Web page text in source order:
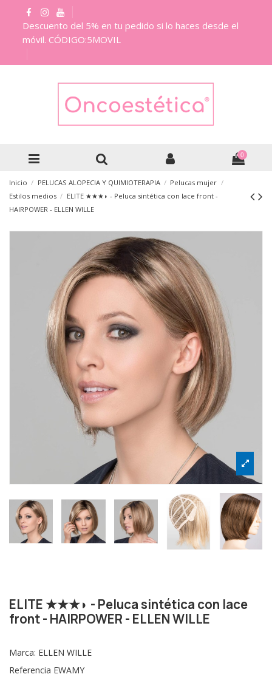
Descuento del 5% en tu pedido si lo haces desde el
móvil. CÓDIGO:5MOVIL
0
Inicio PELUCAS ALOPECIA Y QUIMIOTERAPIA
Pelucas mujer
Estilos medios
ELITE ★★★◗ - Peluca sintética con lace front -
HAIRPOWER - ELLEN WILLE
ELITE ★★★◗ - Peluca sintética con lace
front - HAIRPOWER - ELLEN WILLE
Marca: ELLEN WILLE
Referencia EWAMY